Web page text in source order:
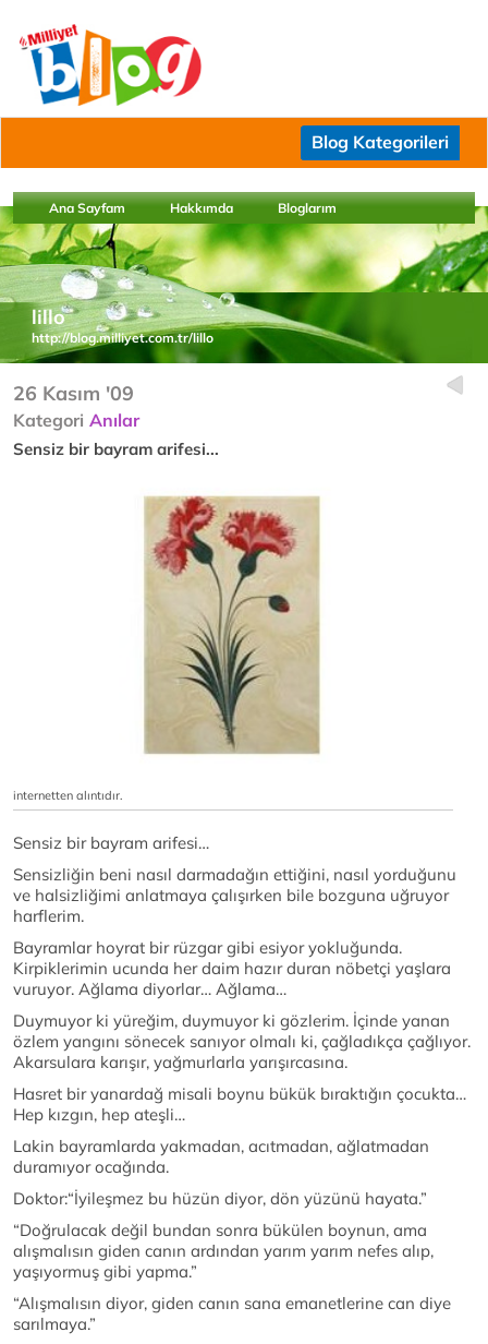
Blog Kategorileri
Ana Sayfam Hakkımda Bloglarım
lillo
http://blog.milliyet.com.tr/lillo
26 Kasım '09
Kategori Anılar
Sensiz bir bayram arifesi...
internetten alıntıdır.
Sensiz bir bayram arifesi…
Sensizliğin beni nasıl darmadağın ettiğini, nasıl yorduğunu
ve halsizliğimi anlatmaya çalışırken bile bozguna uğruyor
harflerim.
Bayramlar hoyrat bir rüzgar gibi esiyor yokluğunda.
Kirpiklerimin ucunda her daim hazır duran nöbetçi yaşlara
vuruyor. Ağlama diyorlar… Ağlama…
Duymuyor ki yüreğim, duymuyor ki gözlerim. İçinde yanan
özlem yangını sönecek sanıyor olmalı ki, çağladıkça çağlıyor.
Akarsulara karışır, yağmurlarla yarışırcasına.
Hasret bir yanardağ misali boynu bükük bıraktığın çocukta…
Hep kızgın, hep ateşli…
Lakin bayramlarda yakmadan, acıtmadan, ağlatmadan
duramıyor ocağında.
Doktor:“İyileşmez bu hüzün diyor, dön yüzünü hayata.”
“Doğrulacak değil bundan sonra bükülen boynun, ama
alışmalısın giden canın ardından yarım yarım nefes alıp,
yaşıyormuş gibi yapma.”
“Alışmalısın diyor, giden canın sana emanetlerine can diye
sarılmaya.”